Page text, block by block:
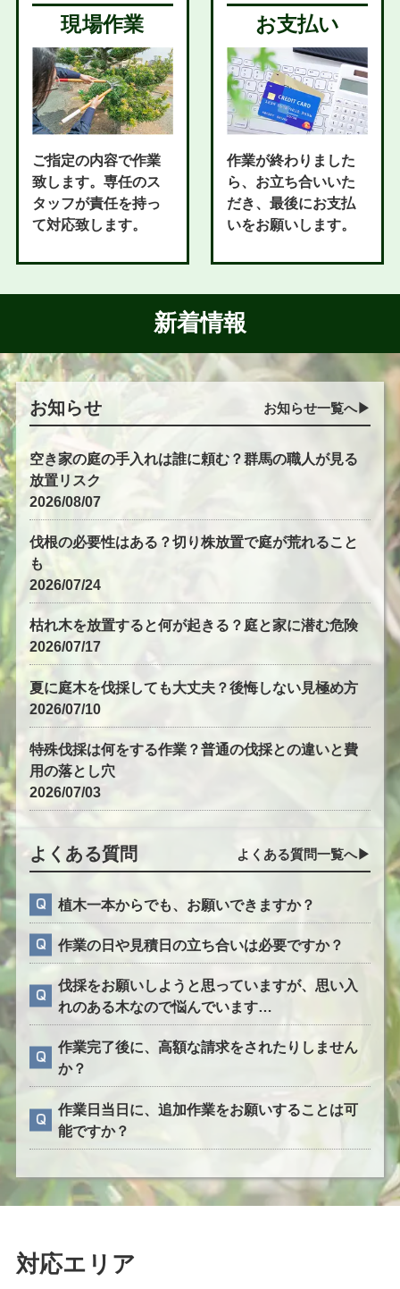
現場作業
ご指定の内容で作業
致します。専任のス
タッフが責任を持っ
て対応致します。
お支払い
作業が終わりました
ら、お立ち合いいた
だき、最後にお支払
いをお願いします。
新着情報
お知らせ お知らせ一覧へ▶︎
空き家の庭の手入れは誰に頼む？群馬の職人が見る
放置リスク
2026/08/07
伐根の必要性はある？切り株放置で庭が荒れること
も
2026/07/24
枯れ木を放置すると何が起きる？庭と家に潜む危険
2026/07/17
夏に庭木を伐採しても大丈夫？後悔しない見極め方
2026/07/10
特殊伐採は何をする作業？普通の伐採との違いと費
用の落とし穴
2026/07/03
よくある質問 よくある質問一覧へ▶︎
植木一本からでも、お願いできますか？
作業の日や見積日の立ち合いは必要ですか？
伐採をお願いしようと思っていますが、思い入
れのある木なので悩んでいます…
作業完了後に、高額な請求をされたりしません
か？
作業日当日に、追加作業をお願いすることは可
能ですか？
対応エリア